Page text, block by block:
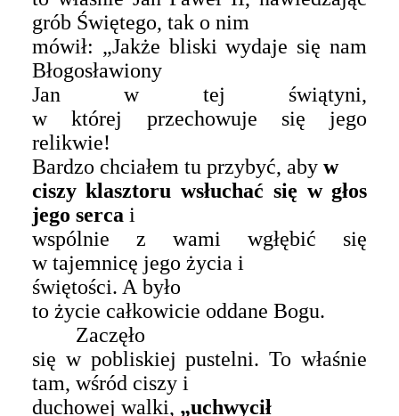
grób Świętego, tak o nim
mówił: „Jakże bliski wydaje się nam
Błogosławiony
Jan w tej świątyni,
w której przechowuje się jego
relikwie!
Bardzo chciałem tu przybyć, aby w
ciszy klasztoru wsłuchać się w głos
jego serca i
wspólnie z wami wgłębić się
w tajemnicę jego życia i
świętości. A było
to życie całkowicie oddane Bogu.
Zaczęło
się w pobliskiej pustelni. To właśnie
tam, wśród ciszy i
duchowej walki, „uchwycił